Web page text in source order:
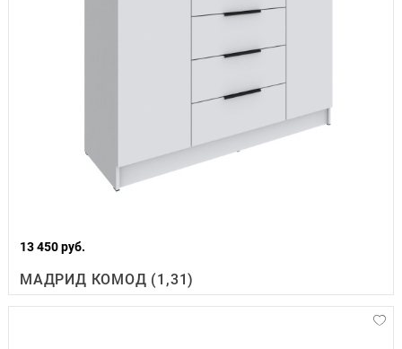
13 450 руб.
МАДРИД КОМОД (1,31)